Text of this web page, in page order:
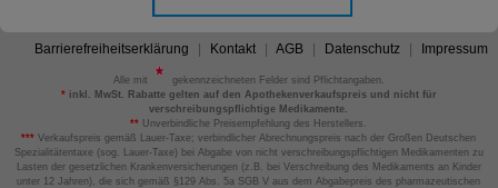
Barrierefreiheitserklärung Kontakt AGB Datenschutz Impressum
Alle mit
gekennzeichneten Felder sind Pflichtangaben.
*inkl. MwSt. Rabatte gelten auf den Apothekenverkaufspreis und nicht für
verschreibungspflichtige Medikamente.
** Unverbindliche Preisempfehlung des Herstellers.
*** Verkaufspreis gemäß Lauer-Taxe; verbindlicher Abrechnungspreis nach der Großen Deutschen
Spezialitätentaxe (sog. Lauer-Taxe) bei Abgabe von nicht verschreibungspflichtigen Medikamenten zu
Lasten der gesetzlichen Krankenversicherungen (z.B. bei Verschreibung des Medikaments an Kinder
unter 12 Jahren), die sich gemäß §129 Abs. 5a SGB V aus dem Abgabepreis des pharmazeutischen